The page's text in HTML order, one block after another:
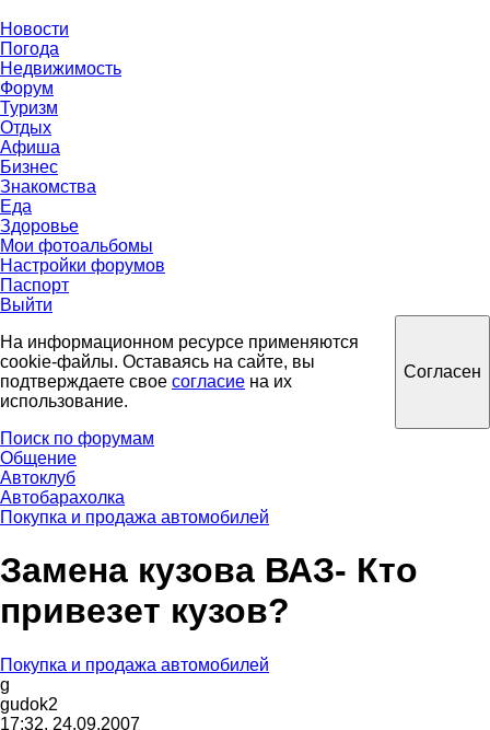
Новости
Погода
Недвижимость
Форум
Туризм
Отдых
Афиша
Бизнес
Знакомства
Еда
Здоровье
Мои фотоальбомы
Настройки форумов
Паспорт
Выйти
На информационном ресурсе применяются
cookie-файлы. Оставаясь на сайте, вы
подтверждаете свое согласие на их
использование.
Согласен
Поиск по форумам
Общение
Автоклуб
Автобарахолка
Покупка и продажа автомобилей
Замена кузова ВАЗ- Кто
привезет кузов?
Покупка и продажа автомобилей
g
gudok2
17:32, 24.09.2007